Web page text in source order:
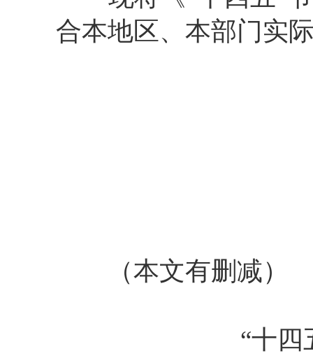
合本地区、本部门实
（本文有删减）
“十四